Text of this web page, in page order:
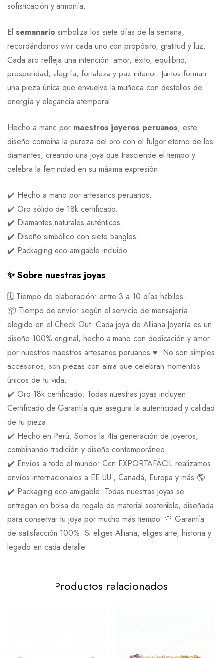
sofisticación y armonía.
El semanario simboliza los siete días de la semana,
recordándonos vivir cada uno con propósito, gratitud y luz.
Cada aro refleja una intención: amor, éxito, equilibrio,
prosperidad, alegría, fortaleza y paz interior. Juntos forman
una pieza única que envuelve la muñeca con destellos de
energía y elegancia atemporal.
Hecho a mano por maestros joyeros peruanos, este
diseño combina la pureza del oro con el fulgor eterno de los
diamantes, creando una joya que trasciende el tiempo y
celebra la feminidad en su máxima expresión.
✔️ Hecho a mano por artesanos peruanos.
✔️ Oro sólido de 18k certificado.
✔️ Diamantes naturales auténticos.
✔️ Diseño simbólico con siete bangles.
✔️ Packaging eco-amigable incluido.
✨ Sobre nuestras joyas
🗓 Tiempo de elaboración: entre 3 a 10 días hábiles.
📦 Tiempo de envío: según el servicio de mensajería
elegido en el Check Out. Cada joya de Alliana Joyería es un
diseño 100% original, hecho a mano con dedicación y amor
por nuestros maestros artesanos peruanos ♥️. No son simples
accesorios, son piezas con alma que celebran momentos
únicos de tu vida.
✔️ Oro 18k certificado: Todas nuestras joyas incluyen
Certificado de Garantía que asegura la autenticidad y calidad
de tu pieza.
✔️ Hecho en Perú: Somos la 4ta generación de joyeros,
combinando tradición y diseño contemporáneo.
✔️ Envíos a todo el mundo: Con EXPORTAFÁCIL realizamos
envíos internacionales a EE.UU., Canadá, Europa y más 🌎.
✔️ Packaging eco-amigable: Todas nuestras joyas se
entregan en bolsa de regalo de material sostenible, diseñada
para conservar tu joya por mucho más tiempo. 💛 Garantía
de satisfacción 100%: Si eliges Alliana, eliges arte, historia y
legado en cada detalle.
Productos relacionados